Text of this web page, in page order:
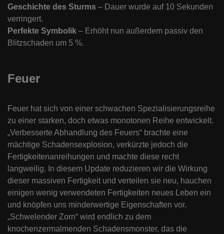
Geschichte des Sturms – Dauer wurde auf 10 Sekunden
verringert.
Perfekte Symbolik – Erhöht nun außerdem passiv den
Blitzschaden um 5 %.
Feuer
Feuer hat sich von einer schwachen Spezialisierungsreihe
zu einer starken, doch etwas monotonen Reihe entwickelt.
„Verbesserte Abhandlung des Feuers“ brachte eine
mächtige Schadensexplosion, verkürzte jedoch die
Fertigkeitenanreihungen und machte diese recht
langweilig. In diesem Update reduzieren wir die Wirkung
dieser massiven Fertigkeit und verteilen sie neu, hauchen
einigen wenig verwendeten Fertigkeiten neues Leben ein
und knöpfen uns minderwertige Eigenschaften vor.
„Schwelender Zorn“ wird endlich zu dem
knochenzermalmenden Schadensmonster, das die